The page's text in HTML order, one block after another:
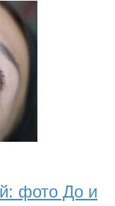
фото До и